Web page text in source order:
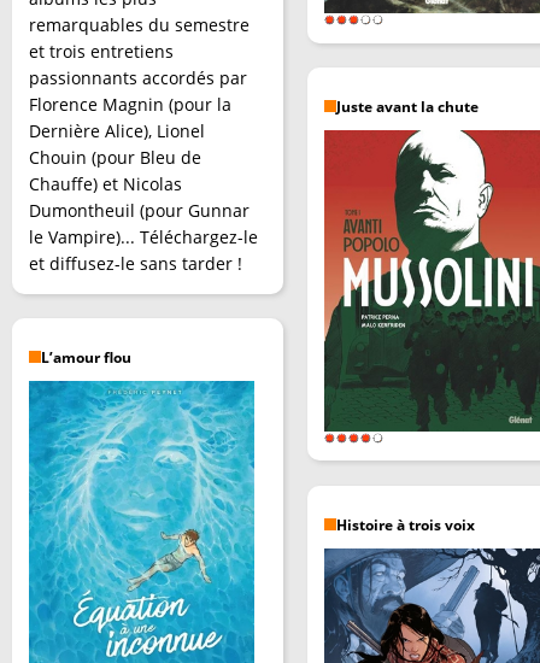
remarquables du semestre
et trois entretiens
passionnants accordés par
Florence Magnin (pour la
Dernière Alice), Lionel
Chouin (pour Bleu de
Chauffe) et Nicolas
Dumontheuil (pour Gunnar
le Vampire)... Téléchargez-le
et diffusez-le sans tarder !
L’amour flou
Juste avant la chute
Histoire à trois voix